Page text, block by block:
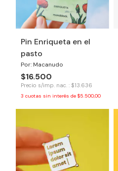
Pin Enriqueta en el
pasto
Por: Macanudo
$16.500
Precio s/imp. nac. : $13.636
3 cuotas sin interés de $5.500,00